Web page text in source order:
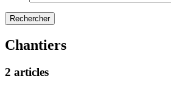
Chantiers
2 articles